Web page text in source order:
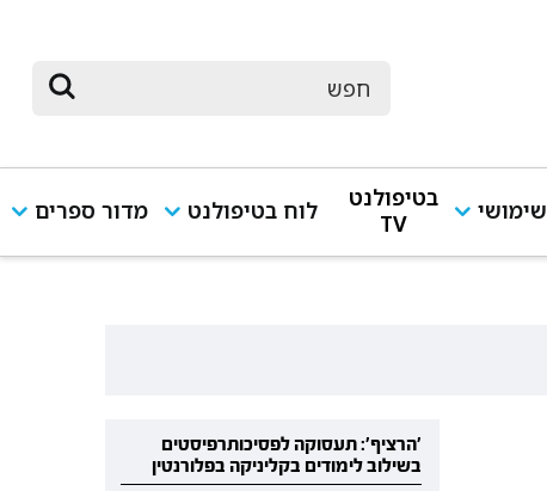
שימושי
בטיפולנט
TV
לוח בטיפולנט מדור ספרים
'הרציף': תעסוקה לפסיכותרפיסטים
בשילוב לימודים בקליניקה בפלורנטין